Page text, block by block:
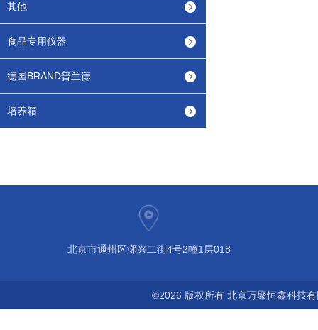
其他
食品专用仪器
德国BRAND普兰德
培养箱
北京市通州区漷兴二街4号2幢1层018
©2026 版权所有 北京万聚恒鑫科技